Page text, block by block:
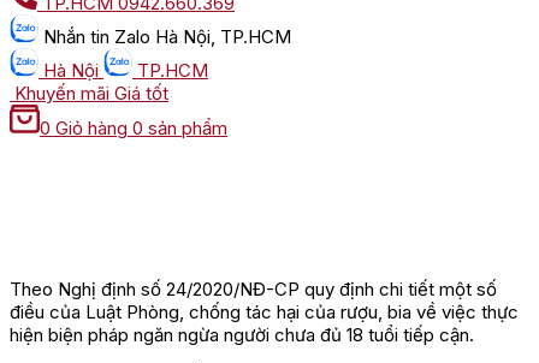
Nhắn tin Zalo Hà Nội, TP.HCM
Hà Nội
TP.HCM
Khuyến mãi Giá tốt
0 Giỏ hàng 0 sản phẩm
Theo Nghị định số 24/2020/NĐ-CP quy định chi tiết một số
điều của Luật Phòng, chống tác hại của rượu, bia về việc thực
hiện biện pháp ngăn ngừa người chưa đủ 18 tuổi tiếp cận.